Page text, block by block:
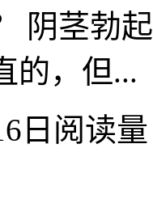
阴茎勃
的，但...
日 阅读